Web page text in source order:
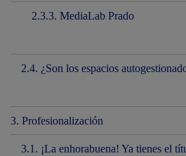
2.3.3. MediaLab Prado
2.4. ¿Son los espacios
3. Profesionalización
3.1. ¡La enhorabuena! Ya tienes el